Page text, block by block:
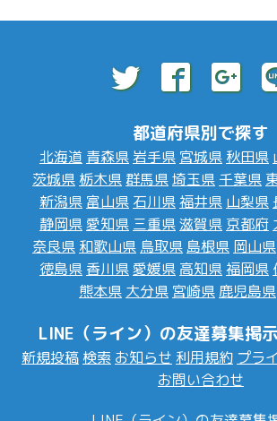
都道府県別で探す
北海道 青森県 岩手県 宮城県 秋田県
茨城県 栃木県群馬県埼玉県 千葉県
新潟県 富山県 石川県福井県 山梨県
静岡県愛知県 三重県滋賀県 京都府
奈良県 和歌山県 鳥取県 島根県 岡山県
徳島県 香川県愛媛県 高知県福岡県
熊本県 大分県 宮崎県 鹿児島県
LINE（ライン）の友達募集掲
新規投稿 検索 お知らせ 利用規約 プラ
お問い合わせ